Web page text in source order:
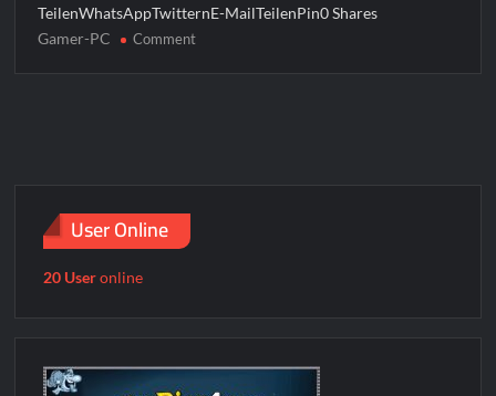
TeilenWhatsAppTwitternE-MailTeilenPin0 Shares
Gamer-PC
Commenton
User Online
20 Useronline